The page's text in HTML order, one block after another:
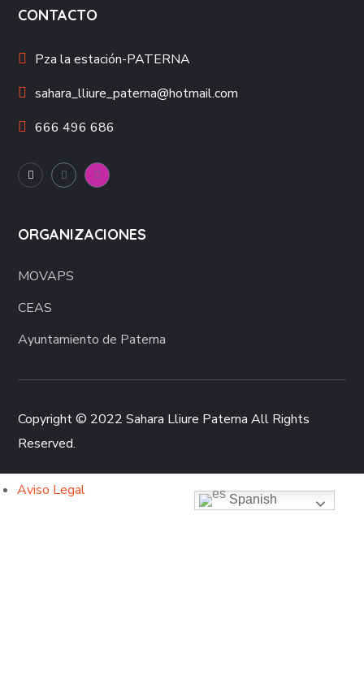
CONTACTO
Pza la estación-PATERNA
sahara_lliure_paterna@hotmail.com
666 496 686
ORGANIZACIONES
MOVAPS
CEAS
Ayuntamiento de Paterna
Copyright © 2022 Sahara Lliure Paterna All Rights
Reserved.
Spanish
Aviso Legal